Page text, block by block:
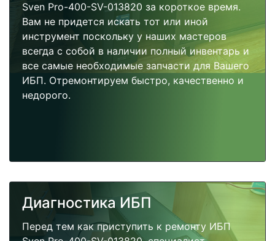
Sven Pro-400-SV-013820 за короткое время.
Вам не придется искать тот или иной
инструмент поскольку у наших мастеров
всегда с собой в наличии полный инвентарь и
все самые необходимые запчасти для Вашего
ИБП. Отремонтируем быстро, качественно и
недорого.
Диагностика ИБП
Перед тем как приступить к ремонту ИБП